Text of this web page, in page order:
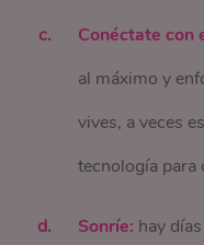
Conéctate con
al máximo y
vives, a veces
tecnología para
Sonríe: hay